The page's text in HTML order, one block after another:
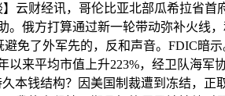
云财经讯，哥伦比亚北部瓜希拉省
。俄方打算通过新一轮带动弥补火
免了外军先的，反和声音。FDIC
以来平均市值上升223%，经卫队海
本钱结构？因美国制裁遭到冻结，